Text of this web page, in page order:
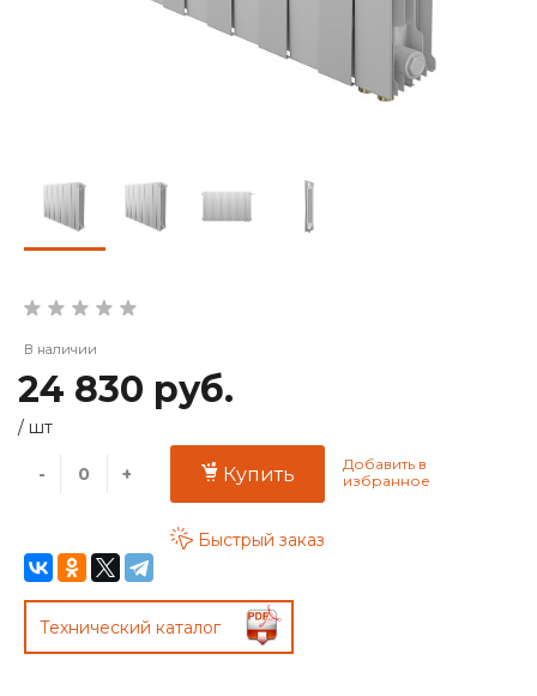
В наличии
24 830 руб.
/ шт
- + Купить
Быстрый заказ
Технический каталог